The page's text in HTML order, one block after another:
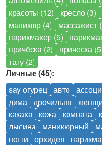
красоты (12)
кресло (3)
маникюр (4)
массажист
парикмахер (5)
причёска (2)
прическа
тату (2)
Личные (45):
say огурец авто
дима
дрочильня
какаха
кожа комната
лысина
маникюрный
ногти
орхидея